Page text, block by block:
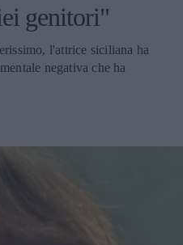
genitori"
l'attrice siciliana ha
negativa che ha